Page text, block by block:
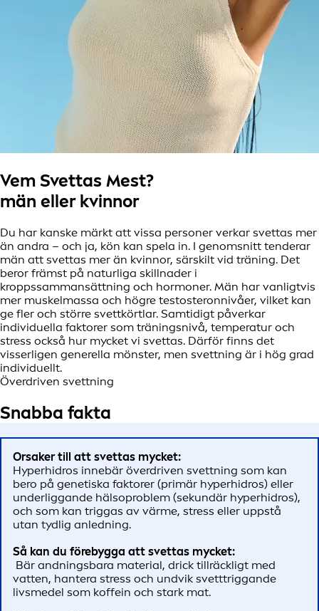
Vem Svettas Mest?
män eller kvinnor
Du har kanske märkt att vissa personer verkar svettas mer
än andra – och ja, kön kan spela in. I genomsnitt tenderar
män att svettas mer än kvinnor, särskilt vid träning. Det
beror främst på naturliga skillnader i
kroppssammansättning och hormoner. Män har vanligtvis
mer muskelmassa och högre testosteronnivåer, vilket kan
ge fler och större svettkörtlar. Samtidigt påverkar
individuella faktor­er som träningsnivå, temperatur och
stress också hur mycket vi svettas. Därför finns det
visserligen generella mönster, men svettning är i hög grad
individuellt.
Överdriven svettning
Snabba fakta
Orsaker till att svettas mycket:
Hyperhidros innebär överdriven svettning som kan
bero på genetiska faktorer (primär hyperhidros) eller
underliggande hälsoproblem (sekundär hyperhidros),
och som kan triggas av värme, stress eller uppstå
utan tydlig anledning.
Så kan du förebygga att svettas mycket:
Bär andningsbara material, drick tillräckligt med
vatten, hantera stress och undvik svetttriggande
livsmedel som koffein och stark mat.